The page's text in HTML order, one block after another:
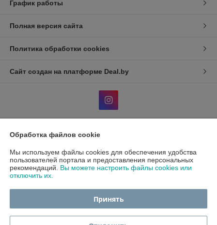
График работы
Полная версия сайта
Политика обработки cookies
Сайт создан на платформе Deal.by
Информация для покупателя
Индивидуальный предприниматель:ИП Гавриленко Светлана
Михайловна
Пушкина 22а/5
г.Гомеля
Обработка файлов cookie
Мы используем файлы cookies для обеспечения удобства
пользователей портала и предоставления персональных
рекомендаций. Вы можете настроить файлы cookies или
отключить их.
Принять